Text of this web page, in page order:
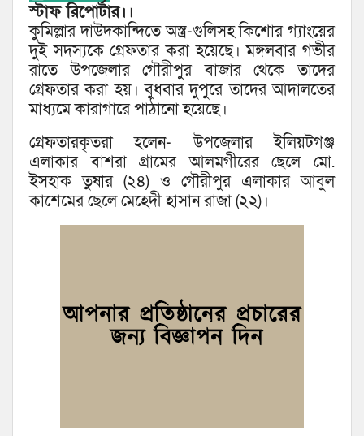
স্টাফ রিপোর্টার।।
কুমিল্লার দাউদকান্দিতে অস্ত্র-গুলিসহ কিশোর গ্যাংয়ের
দুই সদস্যকে গ্রেফতার করা হয়েছে। মঙ্গলবার গভীর
রাতে উপজেলার গৌরীপুর বাজার থেকে তাদের
গ্রেফতার করা হয়। বুধবার দুপুরে তাদের আদালতের
মাধ্যমে কারাগারে পাঠানো হয়েছে।
গ্রেফতারকৃতরা হলেন- উপজেলার ইলিয়টগঞ্জ
এলাকার বাশরা গ্রামের আলমগীরের ছেলে মো.
ইসহাক তুষার (২৪) ও গৌরীপুর এলাকার আবুল
কাশেমের ছেলে মেহেদী হাসান রাজা (২২)।